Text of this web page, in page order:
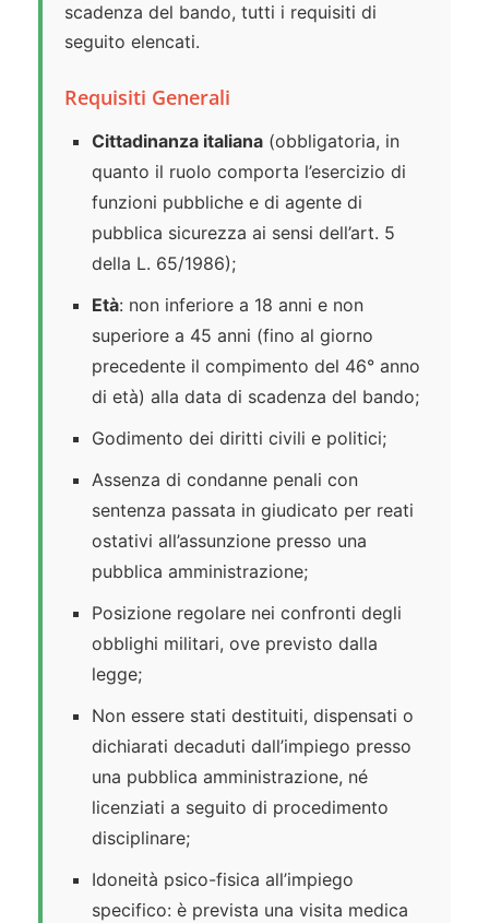
scadenza del bando, tutti i requisiti di
seguito elencati.
Requisiti Generali
Cittadinanza italiana (obbligatoria, in
quanto il ruolo comporta l’esercizio di
funzioni pubbliche e di agente di
pubblica sicurezza ai sensi dell’art. 5
della L. 65/1986);
Età: non inferiore a 18 anni e non
superiore a 45 anni (fino al giorno
precedente il compimento del 46° anno
di età) alla data di scadenza del bando;
Godimento dei diritti civili e politici;
Assenza di condanne penali con
sentenza passata in giudicato per reati
ostativi all’assunzione presso una
pubblica amministrazione;
Posizione regolare nei confronti degli
obblighi militari, ove previsto dalla
legge;
Non essere stati destituiti, dispensati o
dichiarati decaduti dall’impiego presso
una pubblica amministrazione, né
licenziati a seguito di procedimento
disciplinare;
Idoneità psico-fisica all’impiego
specifico: è prevista una visita medica